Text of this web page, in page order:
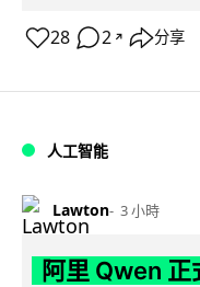
28 2 ↗ 分享
人工智能
Lawton 3 小時
阿里 Qwen